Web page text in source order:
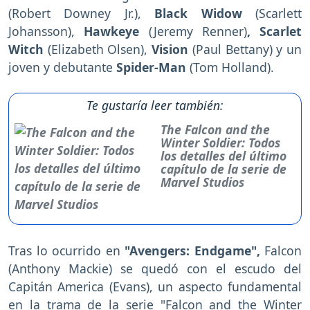
(Robert Downey Jr.), Black Widow(Scarlett
Johansson), Hawkeye (Jeremy Renner), Scarlet
Witch (Elizabeth Olsen),Vision (Paul Bettany) y un
joven y debutante Spider-Man (Tom Holland).
Te gustaría leer también:
The Falcon and the
Winter Soldier: Todos
los detalles del último
capítulo de la serie de
Marvel Studios
Tras lo ocurrido en "Avengers: Endgame", Falcon
(Anthony Mackie) se quedó con el escudo del
Capitán America (Evans), un aspecto fundamental
en la trama de la serie "Falcon and the Winter